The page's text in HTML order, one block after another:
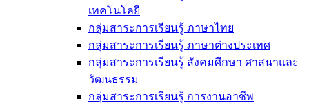
เทคโนโลยี
กลุ่มสาระการเรียนรู้ ภาษาไทย
กลุ่มสาระการเรียนรู้ ภาษาต่างประเทศ
กลุ่มสาระการเรียนรู้ สังคมศึกษา ศาสนาและ
วัฒนธรรม
กลุ่มสาระการเรียนรู้ การงานอาชีพ